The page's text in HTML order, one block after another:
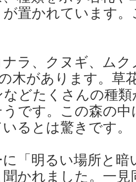
置かれています
ラ、クヌギ、ムク
木があります。草
などたくさんの種
です。この森の
るとは驚きです。
「明るい場所と暗
聞かれました。一